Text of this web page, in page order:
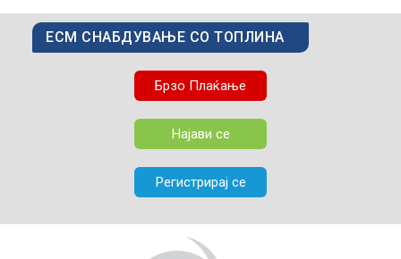
ЕСМ СНАБДУВАЊЕ СО ТОПЛИНА
Брзо Плаќање
Најави се
Регистрирај се